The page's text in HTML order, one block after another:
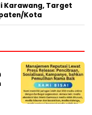
Karawang, Target
Kota